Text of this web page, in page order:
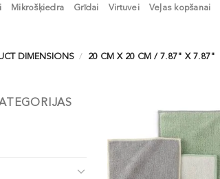
Mikrošķiedra Grīdai Virtuvei Veļas kopšanai
DIMENSIONS / 20 CM X 20 CM / 7.87" X 7.87"